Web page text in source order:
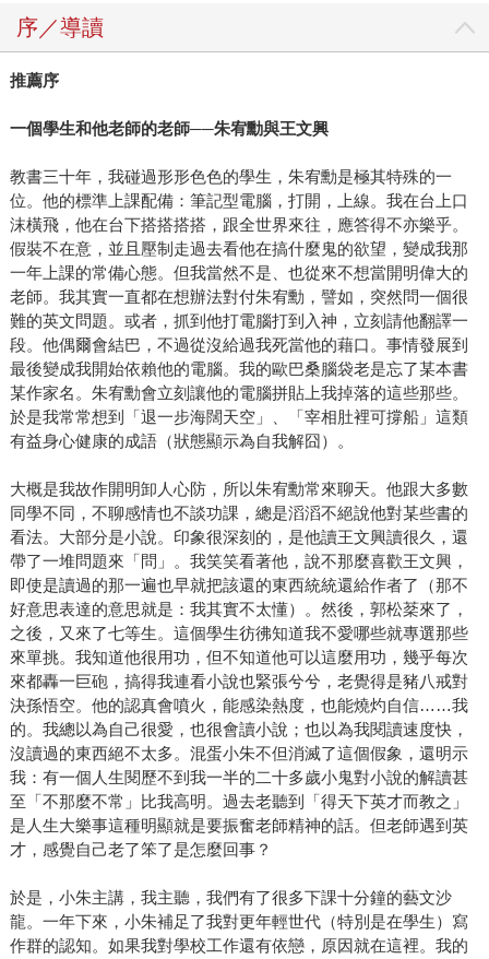
序／導讀
推薦序
一個學生和他老師的老師──朱宥勳與王文興
教書三十年，我碰過形形色色的學生，朱宥勳是極其特殊的一
位。他的標準上課配備：筆記型電腦，打開，上線。我在台上口
沫橫飛，他在台下搭搭搭搭，跟全世界來往，應答得不亦樂乎。
假裝不在意，並且壓制走過去看他在搞什麼鬼的欲望，變成我那
一年上課的常備心態。但我當然不是、也從來不想當開明偉大的
老師。我其實一直都在想辦法對付朱宥勳，譬如，突然問一個很
難的英文問題。或者，抓到他打電腦打到入神，立刻請他翻譯一
段。他偶爾會結巴，不過從沒給過我死當他的藉口。事情發展到
最後變成我開始依賴他的電腦。我的歐巴桑腦袋老是忘了某本書
某作家名。朱宥勳會立刻讓他的電腦拼貼上我掉落的這些那些。
於是我常常想到「退一步海闊天空」、「宰相肚裡可撐船」這類
有益身心健康的成語（狀態顯示為自我解囧）。
大概是我故作開明卸人心防，所以朱宥勳常來聊天。他跟大多數
同學不同，不聊感情也不談功課，總是滔滔不絕說他對某些書的
看法。大部分是小說。印象很深刻的，是他讀王文興讀很久，還
帶了一堆問題來「問」。我笑笑看著他，說不那麼喜歡王文興，
即使是讀過的那一遍也早就把該還的東西統統還給作者了（那不
好意思表達的意思就是：我其實不太懂）。然後，郭松棻來了，
之後，又來了七等生。這個學生彷彿知道我不愛哪些就專選那些
來單挑。我知道他很用功，但不知道他可以這麼用功，幾乎每次
來都轟一巨砲，搞得我連看小說也緊張兮兮，老覺得是豬八戒對
決孫悟空。他的認真會噴火，能感染熱度，也能燒灼自信……我
的。我總以為自己很愛，也很會讀小說；也以為我閱讀速度快，
沒讀過的東西絕不太多。混蛋小朱不但消滅了這個假象，還明示
我：有一個人生閱歷不到我一半的二十多歲小鬼對小說的解讀甚
至「不那麼不常」比我高明。過去老聽到「得天下英才而教之」
是人生大樂事這種明顯就是要振奮老師精神的話。但老師遇到英
才，感覺自己老了笨了是怎麼回事？
於是，小朱主講，我主聽，我們有了很多下課十分鐘的藝文沙
龍。一年下來，小朱補足了我對更年輕世代（特別是在學生）寫
作群的認知。如果我對學校工作還有依戀，原因就在這裡。我的